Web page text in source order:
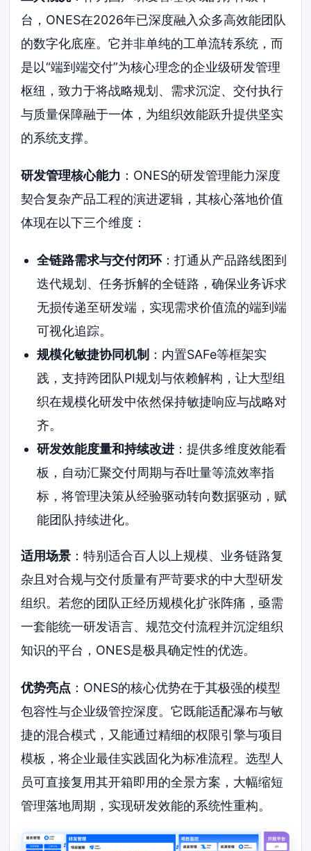
台，ONES在2026年已深度融入众多高效能团队
的数字化底座。它并非单纯的工单流转系统，而
是以“端到端交付”为核心理念的企业级研发管理
枢纽，致力于将战略规划、需求沉淀、交付执行
与质量保障融于一体，为组织效能跃升提供坚实
的系统支撑。
研发管理核心能力 ：ONES的研发管理能力深度
契合复杂产品工程的演进逻辑，其核心落地价值
体现在以下三个维度：
全链路需求与交付闭环：打通从产品路线图到
迭代规划、任务拆解的全链路，确保业务诉求
无损传递至研发端，实现需求价值流的端到端
可视化追踪。
规模化敏捷协同机制 ：内置SAFe等框架实
践，支持跨团队PI规划与依赖解构，让大型组
织在规模化研发中依然保持敏捷响应与战略对
齐。
研发效能度量和持续改进：提供多维度效能看
板，自动汇聚交付周期与吞吐量等流效率指
标，将管理决策从经验驱动转向数据驱动，赋
能团队持续进化。
适用场景 ：特别适合百人以上规模、业务链路复
杂且对合规与交付质量有严苛要求的中大型研发
组织。若您的团队正经历规模化扩张阵痛，亟需
一套能统一研发语言、规范交付流程并沉淀组织
知识的平台，ONES是极具确定性的优选。
优势亮点 ：ONES的核心优势在于其极强的模型
包容性与企业级管控深度。它既能适配瀑布与敏
捷的混合模式，又能通过精细的权限引擎与项目
模板，将企业最佳实践固化为标准流程。选型人
员可直接复用其开箱即用的全景方案，大幅缩短
管理落地周期，实现研发效能的系统性重构。